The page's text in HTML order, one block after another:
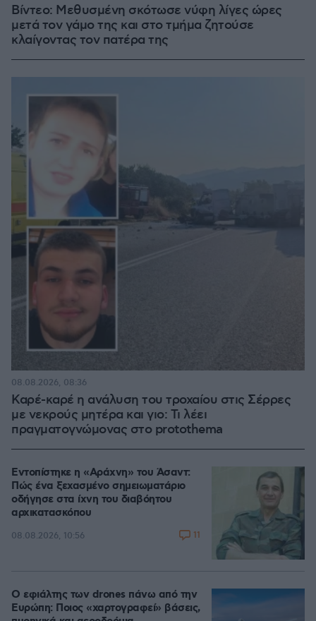
Βίντεο: Μεθυσμένη σκότωσε νύφη λίγες ώρες
μετά τον γάμο της και στο τμήμα ζητούσε
κλαίγοντας τον πατέρα της
Καρέ-καρέ η ανάλυση του τροχαίου στις Σέρρες
με νεκρούς μητέρα και γιο: Τι λέει
πραγματογνώμονας στο protothema
08.08.2026, 08:36
Εντοπίστηκε η «Αράχνη» του Άσαντ:
Πώς ένα ξεχασμένο σημειωματάριο
οδήγησε στα ίχνη του διαβόητου
αρχικατασκόπου
08.08.2026, 10:56 11
Ο εφιάλτης των drones πάνω από την
Ευρώπη: Ποιος «χαρτογραφεί» βάσεις,